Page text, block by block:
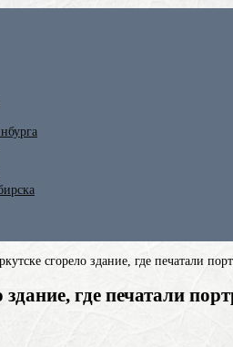
сгорело здание, где печатали
здание, где печатали